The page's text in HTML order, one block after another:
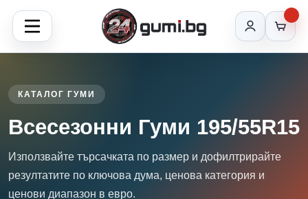
КАТАЛОГ ГУМИ
Всесезонни Гуми 195/55R15
Използвайте търсачката по размер и дофилтрирайте
резултатите по ключова дума, ценова категория и
ценови диапазон в евро.